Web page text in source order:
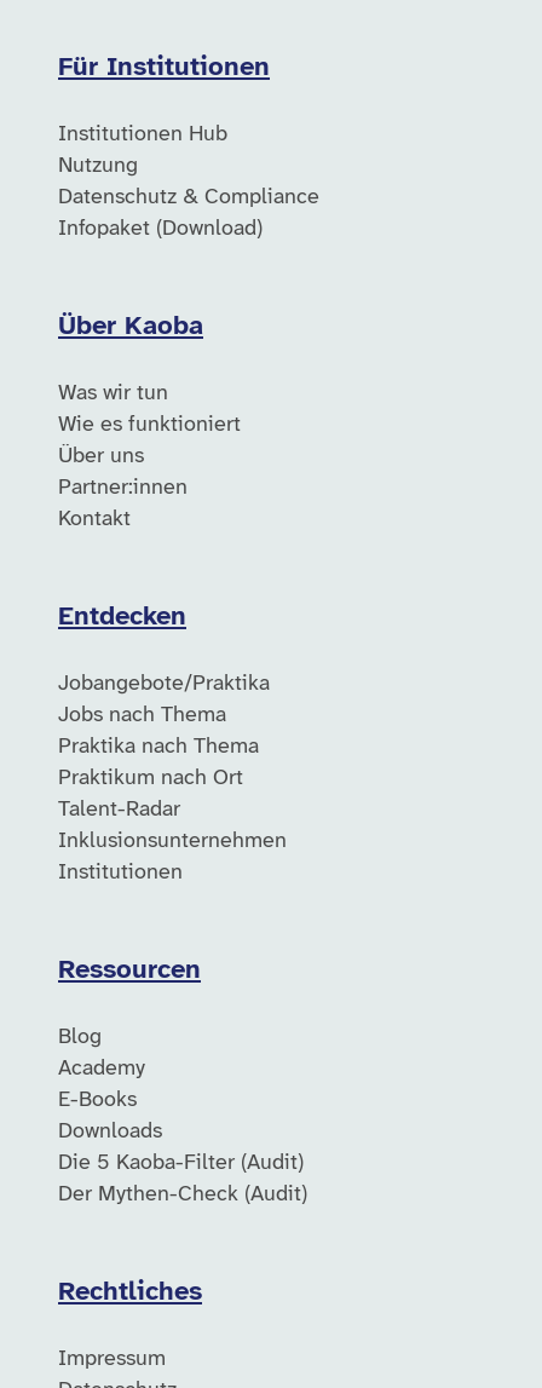
Für Institutionen
Institutionen Hub
Nutzung
Datenschutz & Compliance
Infopaket (Download)
Über Kaoba
Was wir tun
Wie es funktioniert
Über uns
Partner:innen
Kontakt
Entdecken
Jobangebote/Praktika
Jobs nach Thema
Praktika nach Thema
Praktikum nach Ort
Talent-Radar
Inklusionsunternehmen
Institutionen
Ressourcen
Blog
Academy
E-Books
Downloads
Die 5 Kaoba-Filter (Audit)
Der Mythen-Check (Audit)
Rechtliches
Impressum